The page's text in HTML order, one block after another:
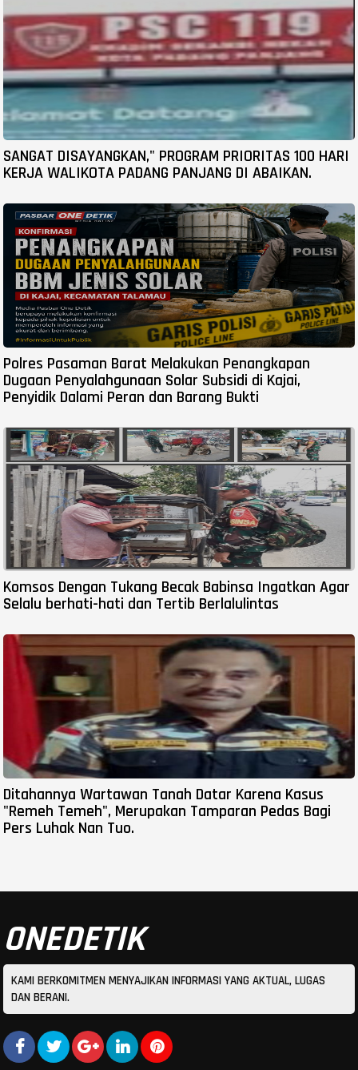
SANGAT DISAYANGKAN," PROGRAM PRIORITAS 100 HARI
KERJA WALIKOTA PADANG PANJANG DI ABAIKAN.
Polres Pasaman Barat Melakukan Penangkapan
Dugaan Penyalahgunaan Solar Subsidi di Kajai,
Penyidik Dalami Peran dan Barang Bukti
Komsos Dengan Tukang Becak Babinsa Ingatkan Agar
Selalu berhati-hati dan Tertib Berlalulintas
Ditahannya Wartawan Tanah Datar Karena Kasus
"Remeh Temeh", Merupakan Tamparan Pedas Bagi
Pers Luhak Nan Tuo.
ONEDETIK
KAMI BERKOMITMEN MENYAJIKAN INFORMASI YANG AKTUAL, LUGAS
DAN BERANI.